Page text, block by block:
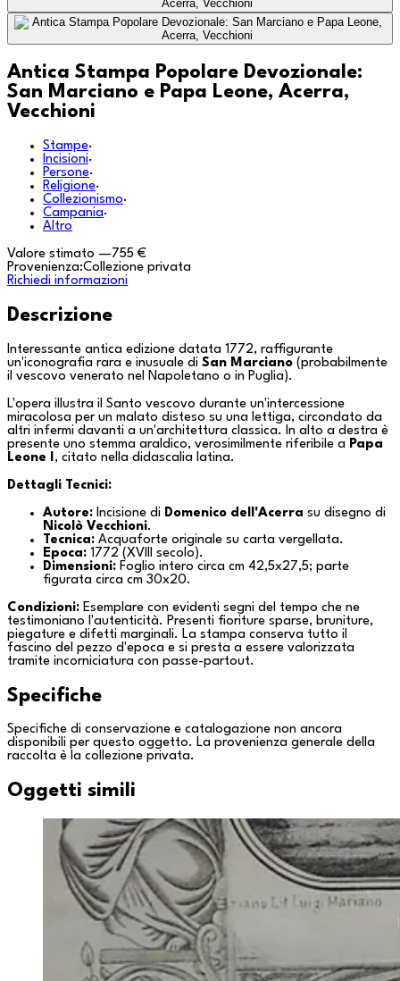
Antica Stampa Popolare Devozionale:
San Marciano e Papa Leone, Acerra,
Vecchioni
Stampe·
Incisioni·
Persone·
Religione·
Collezionismo·
Campania·
Altro
Valore stimato —755 €
Provenienza:Collezione privata
Richiedi informazioni
Descrizione
Interessante antica edizione datata 1772, raffigurante
un'iconografia rara e inusuale di San Marciano (probabilmente
il vescovo venerato nel Napoletano o in Puglia).
L'opera illustra il Santo vescovo durante un'intercessione
miracolosa per un malato disteso su una lettiga, circondato da
altri infermi davanti a un'architettura classica. In alto a destra è
presente uno stemma araldico, verosimilmente riferibile a Papa
Leone I , citato nella didascalia latina.
Dettagli Tecnici:
Autore: Incisione di Domenico dell'Acerra su disegno di
Nicolò Vecchioni.
Tecnica: Acquaforte originale su carta vergellata.
Epoca: 1772 (XVIII secolo).
Dimensioni: Foglio intero circa cm 42,5x27,5; parte
figurata circa cm 30x20.
Condizioni: Esemplare con evidenti segni del tempo che ne
testimoniano l'autenticità. Presenti fioriture sparse, bruniture,
piegature e difetti marginali. La stampa conserva tutto il
fascino del pezzo d'epoca e si presta a essere valorizzata
tramite incorniciatura con passe-partout.
Specifiche
Specifiche di conservazione e catalogazione non ancora
disponibili per questo oggetto. La provenienza generale della
raccolta è la collezione privata.
Oggetti simili